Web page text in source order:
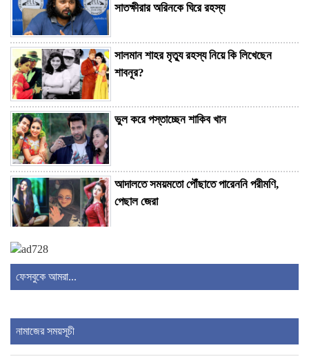
সাতক্ষীরার অরিনকে ঘিরে রহস্য
সালমান শাহর মৃত্যু রহস্য নিয়ে কি লিখেছেন
শাবনূর?
ভুল করে পস্তাচ্ছেন শাকিব খান
আদালতে সময়মতো পৌঁছাতে পারেননি পরীমণি,
পেছাল জেরা
ছিলেন জামিনে
ফেসবুকে আমরা...
নামাজের সময়সূচী